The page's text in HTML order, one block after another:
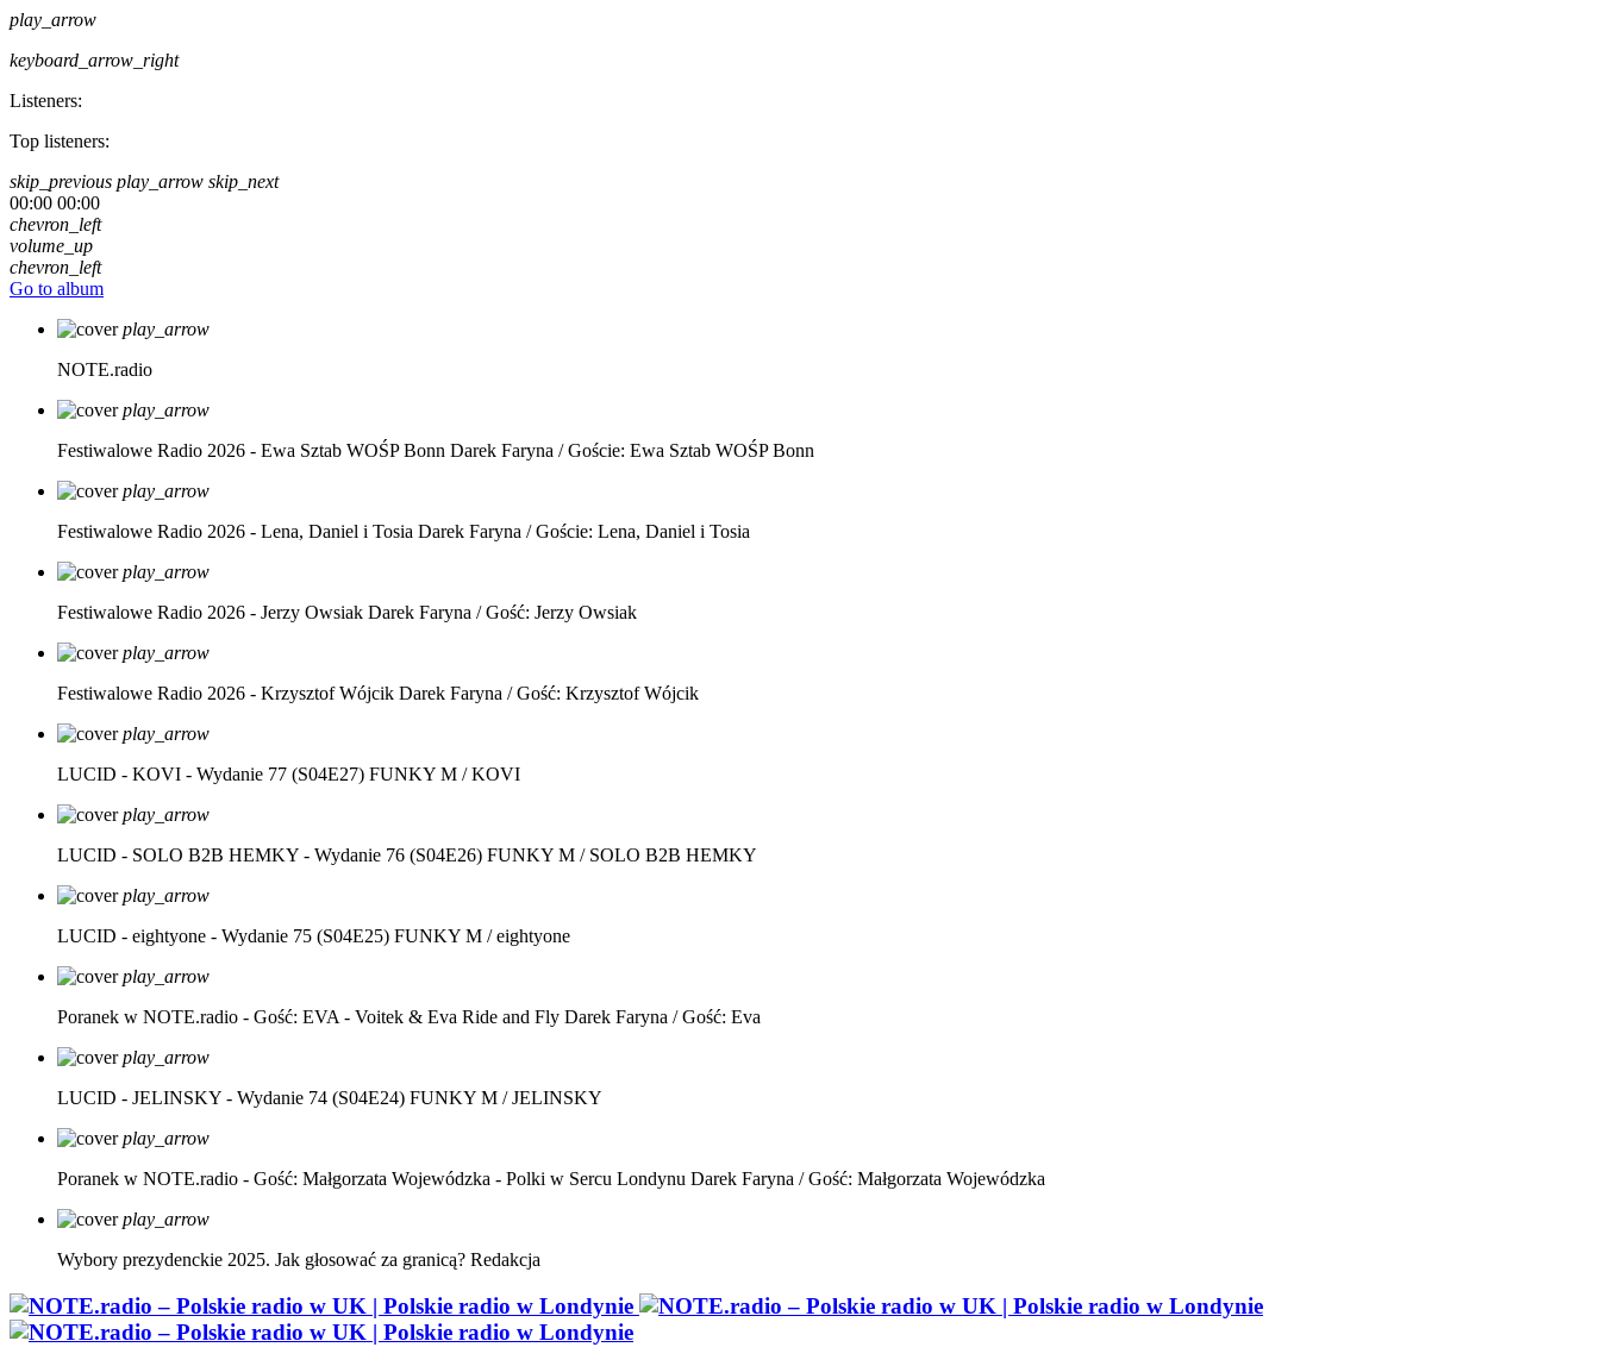
play_arrow
keyboard_arrow_right
Listeners:
Top listeners:
skip_previous play_arrow skip_next
00:00 00:00
chevron_left
volume_up
chevron_left
Go to album
play_arrow
NOTE.radio
play_arrow
Festiwalowe Radio 2026 - Ewa Sztab WOŚP Bonn Darek Faryna / Goście: Ewa Sztab WOŚP Bonn
play_arrow
Festiwalowe Radio 2026 - Lena, Daniel i Tosia Darek Faryna / Goście: Lena, Daniel i Tosia
play_arrow
Festiwalowe Radio 2026 - Jerzy Owsiak Darek Faryna / Gość: Jerzy Owsiak
play_arrow
Festiwalowe Radio 2026 - Krzysztof Wójcik Darek Faryna / Gość: Krzysztof Wójcik
play_arrow
LUCID - KOVI - Wydanie 77 (S04E27) FUNKY M / KOVI
play_arrow
LUCID - SOLO B2B HEMKY - Wydanie 76 (S04E26) FUNKY M / SOLO B2B HEMKY
play_arrow
LUCID - eightyone - Wydanie 75 (S04E25) FUNKY M / eightyone
play_arrow
Poranek w NOTE.radio - Gość: EVA - Voitek & Eva Ride and Fly Darek Faryna / Gość: Eva
play_arrow
LUCID - JELINSKY - Wydanie 74 (S04E24) FUNKY M / JELINSKY
play_arrow
Poranek w NOTE.radio - Gość: Małgorzata Wojewódzka - Polki w Sercu Londynu Darek Faryna / Gość: Małgorzata Wojewódzka
play_arrow
Wybory prezydenckie 2025. Jak głosować za granicą? Redakcja